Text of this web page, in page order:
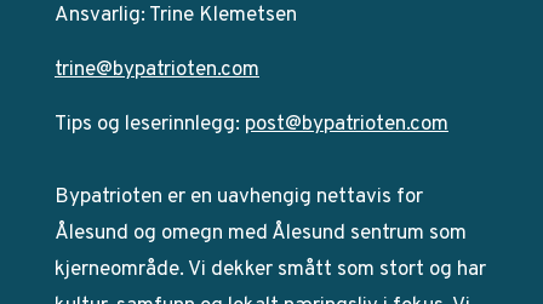
Ansvarlig: Trine Klemetsen
trine@bypatrioten.com
Tips og leserinnlegg: post@bypatrioten.com
Bypatrioten er en uavhengig nettavis for
Ålesund og omegn med Ålesund sentrum som
kjerneområde. Vi dekker smått som stort og har